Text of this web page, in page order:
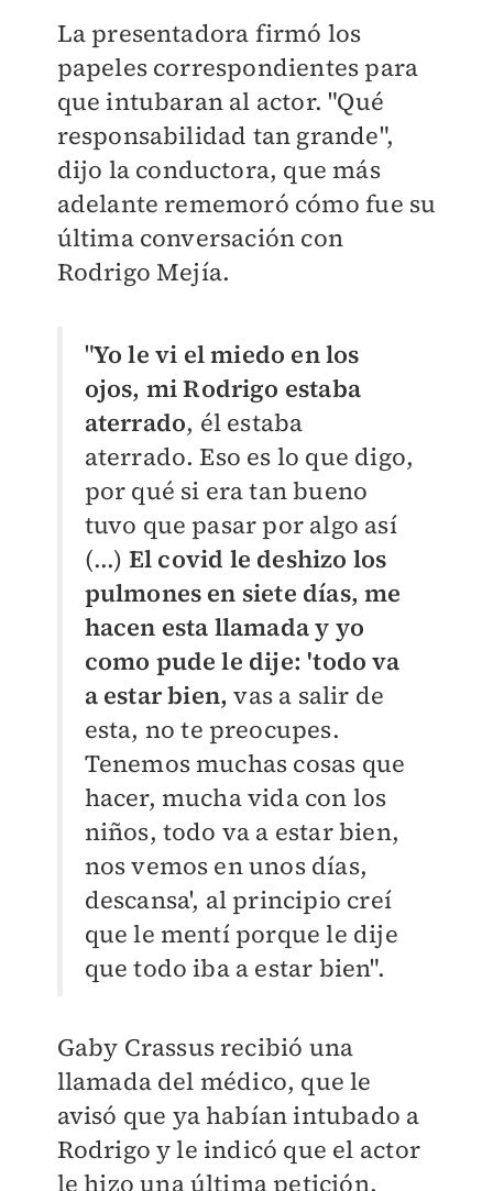
La presentadora firmó los
papeles correspondientes para
que intubaran al actor. "Qué
responsabilidad tan grande",
dijo la conductora, que más
adelante rememoró cómo fue su
última conversación con
Rodrigo Mejía.
"Yo le vi el miedo en los
ojos, mi Rodrigo estaba
aterrado, él estaba
aterrado. Eso es lo que digo,
por qué si era tan bueno
tuvo que pasar por algo así
(...) El covid le deshizo los
pulmones en siete días, me
hacen esta llamada y yo
como pude le dije: 'todo va
a estar bien, vas a salir de
esta, no te preocupes.
Tenemos muchas cosas que
hacer, mucha vida con los
niños, todo va a estar bien,
nos vemos en unos días,
descansa', al principio creí
que le mentí porque le dije
que todo iba a estar bien".
Gaby Crassus recibió una
llamada del médico, que le
avisó que ya habían intubado a
Rodrigo y le indicó que el actor
le hizo una última petición.